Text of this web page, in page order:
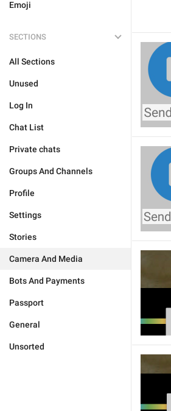
Emoji
SECTIONS
All Sections
Unused
Log In
Chat List
Private chats
Groups And Channels
Profile
Settings
Stories
Camera And Media
Bots And Payments
Passport
General
Unsorted